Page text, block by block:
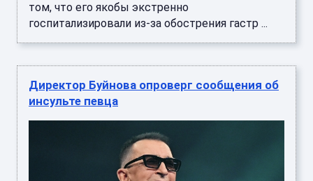
том, что его якобы экстренно
госпитализировали из-за обострения гастр ...
Директор Буйнова опроверг сообщения об
инсульте певца